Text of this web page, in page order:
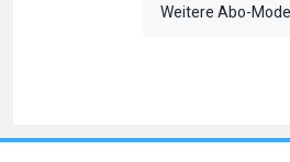
Weitere Abo-